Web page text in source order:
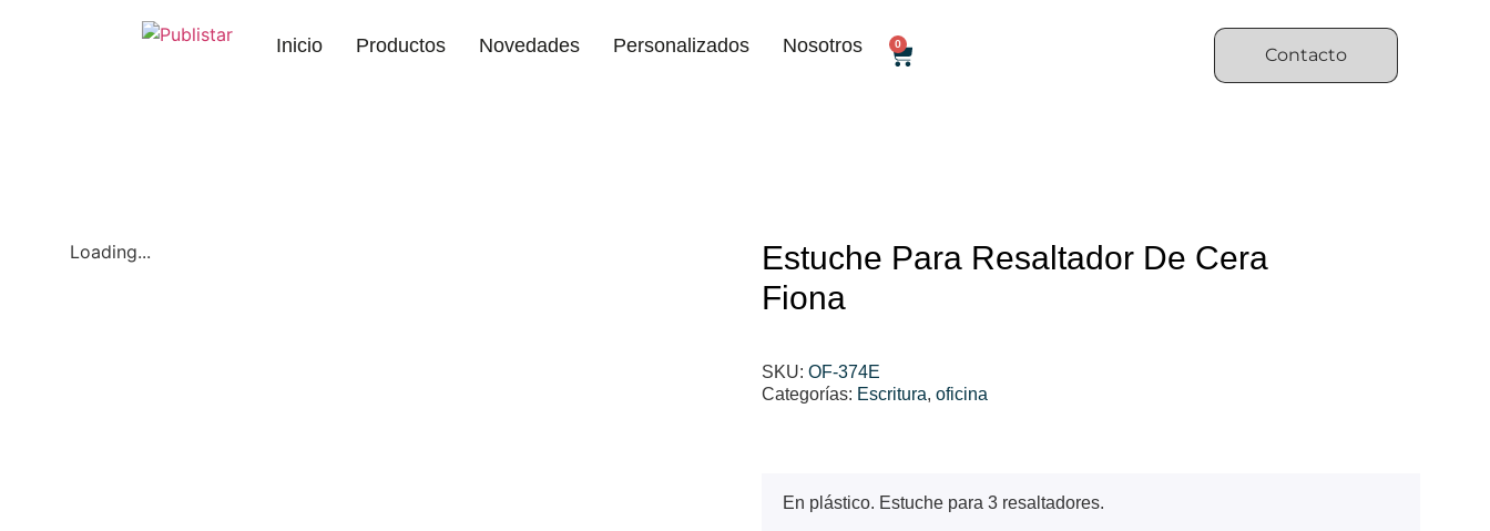
Inicio Productos Novedades Personalizados Nosotros 0
Contacto
Loading...
Estuche Para Resaltador De Cera
Fiona
SKU: OF-374E
Categorías: Escritura, oficina
En plástico. Estuche para 3 resaltadores.